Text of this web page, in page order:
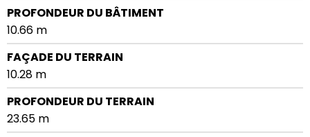
PROFONDEUR DU BÂTIMENT
10.66 m
FAÇADE DU TERRAIN
10.28 m
PROFONDEUR DU TERRAIN
23.65 m